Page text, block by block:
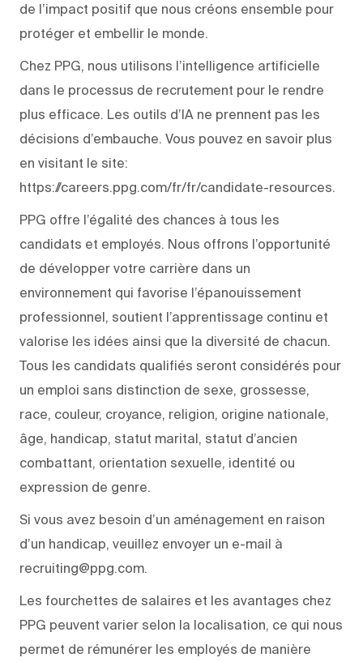
de l’impact positif que nous créons ensemble pour
protéger et embellir le monde.
Chez PPG, nous utilisons l’intelligence artificielle
dans le processus de recrutement pour le rendre
plus efficace. Les outils d’IA ne prennent pas les
décisions d’embauche. Vous pouvez en savoir plus
en visitant le site:
https://careers.ppg.com/fr/fr/candidate-resources.
PPG offre l’égalité des chances à tous les
candidats et employés. Nous offrons l’opportunité
de développer votre carrière dans un
environnement qui favorise l’épanouissement
professionnel, soutient l’apprentissage continu et
valorise les idées ainsi que la diversité de chacun.
Tous les candidats qualifiés seront considérés pour
un emploi sans distinction de sexe, grossesse,
race, couleur, croyance, religion, origine nationale,
âge, handicap, statut marital, statut d’ancien
combattant, orientation sexuelle, identité ou
expression de genre.
Si vous avez besoin d’un aménagement en raison
d’un handicap, veuillez envoyer un e-mail à
recruiting@ppg.com.
Les fourchettes de salaires et les avantages chez
PPG peuvent varier selon la localisation, ce qui nous
permet de rémunérer les employés de manière